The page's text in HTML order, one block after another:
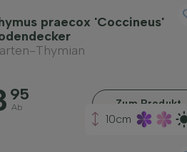
praecox 'Coccineus'
Thymian
95
Ab Zum Produkt
10cm